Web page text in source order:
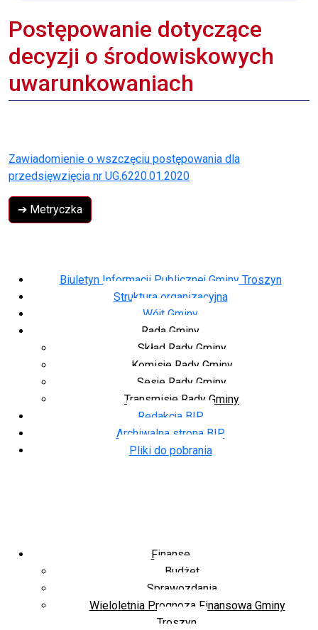
Biuletyn Informacji Publicznej Gminy Troszyn
Struktura organizacyjna
Wójt Gminy
Rada Gminy
Skład Rady Gminy
Komisje Rady Gminy
Sesje Rady Gminy
Transmisje Rady Gminy
Redakcja BIP
Archiwalna strona BIP
Pliki do pobrania
Finanse
Budżet
Sprawozdania
Wieloletnia Prognoza Finansowa Gminy
Troszyn
Postępowanie dotyczące
decyzji o środowiskowych
uwarunkowaniach
Zawiadomienie o wszczęciu postępowania dla
przedsięwzięcia nr UG.6220.01.2020
➔ Metryczka